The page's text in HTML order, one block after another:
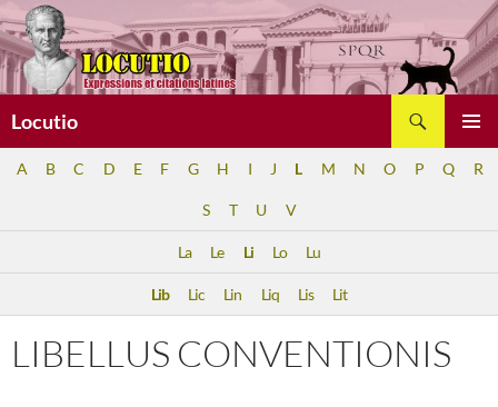
Aller
au
contenu
Locutio
A B C D E F G H I J L M N O P Q R
S T U V
La Le Li Lo Lu
Lib Lic Lin Liq Lis Lit
LIBELLUS CONVENTIONIS